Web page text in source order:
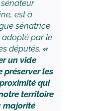
sénateur
est à
sénatrice
adopté par le
députés. «
un vide
préserver les
qui
territoire
majorité